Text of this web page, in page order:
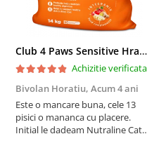
Club 4 Paws Sensitive Hrana uscata pisici adulte, 14kg
Achizitie verificata
Bivolan Horatiu, Acum 4 ani
Este o mancare buna, cele 13
pisici o mananca cu placere.
Initial le dadeam Nutraline Cat